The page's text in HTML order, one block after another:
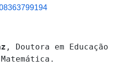
, Doutora em Educação